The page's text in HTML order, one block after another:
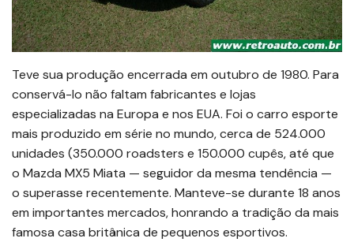
Teve sua produção encerrada em outubro de 1980. Para
conservá-lo não faltam fabricantes e lojas
especializadas na Europa e nos EUA. Foi o carro esporte
mais produzido em série no mundo, cerca de 524.000
unidades (350.000 roadsters e 150.000 cupês, até que
o Mazda MX5 Miata — seguidor da mesma tendência —
o superasse recentemente. Manteve-se durante 18 anos
em importantes mercados, honrando a tradição da mais
famosa casa britânica de pequenos esportivos.